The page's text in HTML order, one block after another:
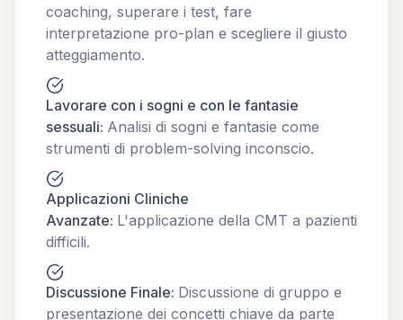
coaching, superare i test, fare
interpretazione pro-plan e scegliere il giusto
atteggiamento.
Lavorare con i sogni e con le fantasie
sessuali: Analisi di sogni e fantasie come
strumenti di problem-solving inconscio.
Applicazioni Cliniche
Avanzate: L'applicazione della CMT a pazienti
difficili.
Discussione Finale: Discussione di gruppo e
presentazione dei concetti chiave da parte